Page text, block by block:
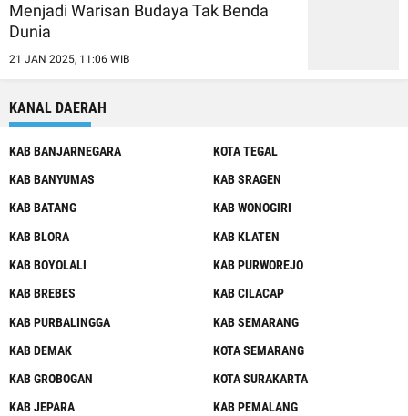
Menjadi Warisan Budaya Tak Benda
Dunia
21 JAN 2025, 11:06 WIB
KANAL DAERAH
KAB BANJARNEGARA
KAB BANYUMAS
KAB BATANG
KAB BLORA
KAB BOYOLALI
KAB BREBES
KAB PURBALINGGA
KAB DEMAK
KAB GROBOGAN
KAB JEPARA
KOTA TEGAL
KAB SRAGEN
KAB WONOGIRI
KAB KLATEN
KAB PURWOREJO
KAB CILACAP
KAB SEMARANG
KOTA SEMARANG
KOTA SURAKARTA
KAB PEMALANG